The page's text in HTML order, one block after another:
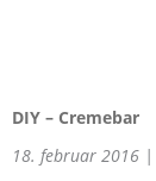
DIY – Cremebar
18. februar 2016